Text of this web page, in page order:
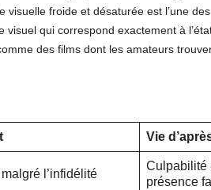
visuelle froide et désaturée est l’une
qui correspond exactement à
des films dont les amateurs
Vie
l’infidélité
Culpabilité
présence